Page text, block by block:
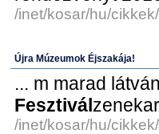
/inet/kosar/hu/
Újra Múzeumok Éjszakája!
... m marad
Fesztivál
/inet/kosar/hu/